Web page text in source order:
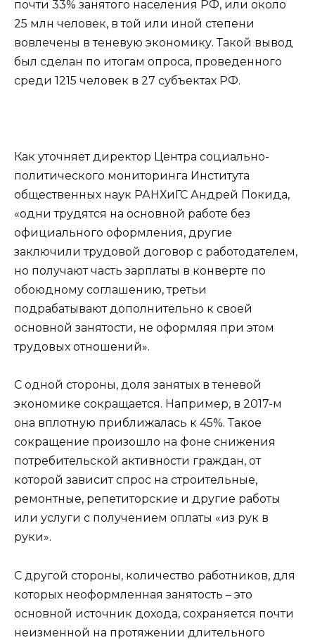
почти 33% занятого населения РФ, или около
25 млн человек, в той или иной степени
вовлечены в теневую экономику. Такой вывод
был сделан по итогам опроса, проведенного
среди 1215 человек в 27 субъектах РФ.
Как уточняет директор Центра социально-
политического мониторинга Института
общественных наук РАНХиГС Андрей Покида,
«одни трудятся на основной работе без
официального оформления, другие
заключили трудовой договор с работодателем,
но получают часть зарплаты в конверте по
обоюдному соглашению, третьи
подрабатывают дополнительно к своей
основной занятости, не оформляя при этом
трудовых отношений».
С одной стороны, доля занятых в теневой
экономике сокращается. Например, в 2017-м
она вплотную приближалась к 45%. Такое
сокращение произошло на фоне снижения
потребительской активности граждан, от
которой зависит спрос на строительные,
ремонтные, репетиторские и другие работы
или услуги с получением оплаты «из рук в
руки».
С другой стороны, количество работников, для
которых неоформленная занятость – это
основной источник дохода, сохраняется почти
неизменной на протяжении длительного